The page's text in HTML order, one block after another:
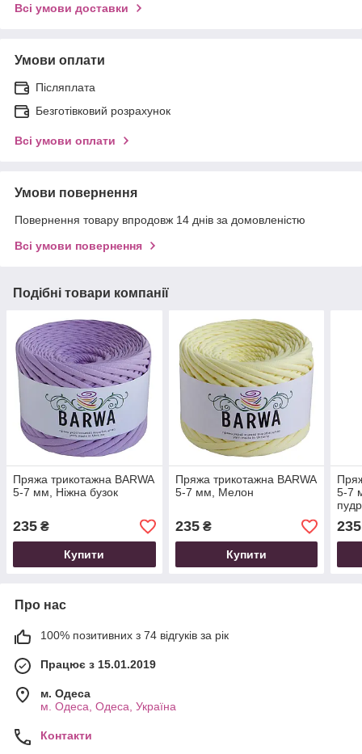
Всі умови доставки
Умови оплати
Післяплата
Безготівковий розрахунок
Всі умови оплати
Умови повернення
Повернення товару впродовж 14 днів за домовленістю
Всі умови повернення
Подібні товари компанії
Пряжа трикотажна BARWA
5-7 мм, Ніжна бузок
235 ₴
Купити
Пряжа трикотажна BARWA
5-7 мм, Мелон
235₴
Купити
5-7
235
Про нас
100% позитивних з 74 відгуків за рік
Працює з 15.01.2019
м. Одеса
м. Одеса, Одеса, Україна
Контакти